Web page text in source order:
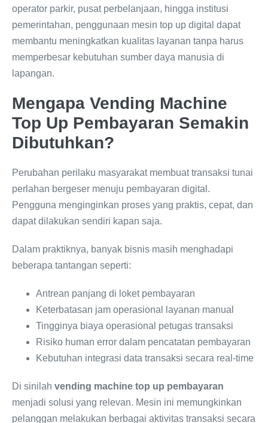
operator parkir, pusat perbelanjaan, hingga institusi
pemerintahan, penggunaan mesin top up digital dapat
membantu meningkatkan kualitas layanan tanpa harus
memperbesar kebutuhan sumber daya manusia di
lapangan.
Mengapa Vending Machine
Top Up Pembayaran Semakin
Dibutuhkan?
Perubahan perilaku masyarakat membuat transaksi tunai
perlahan bergeser menuju pembayaran digital.
Pengguna menginginkan proses yang praktis, cepat, dan
dapat dilakukan sendiri kapan saja.
Dalam praktiknya, banyak bisnis masih menghadapi
beberapa tantangan seperti:
Antrean panjang di loket pembayaran
Keterbatasan jam operasional layanan manual
Tingginya biaya operasional petugas transaksi
Risiko human error dalam pencatatan pembayaran
Kebutuhan integrasi data transaksi secara real-time
Di sinilah vending machine top up pembayaran
menjadi solusi yang relevan. Mesin ini memungkinkan
pelanggan melakukan berbagai aktivitas transaksi secara